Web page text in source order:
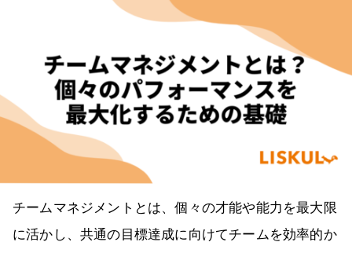
チームマネジメントとは、個々の才能や能力を最大限
に活かし、共通の目標達成に向けてチームを効率的か